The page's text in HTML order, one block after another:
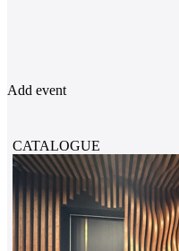
Add event
CATALOGUE